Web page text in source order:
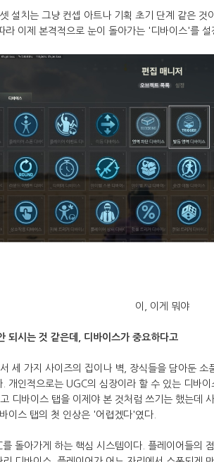
설치는 그냥 컨셉 아트나 기획 초기 단계 같은 것
라 이제 본격적으로 눈이 돌아가는 '디바이스'를 설
이, 이게 뭐야
되시는 것 같은데, 디바이스가 중요하다고
세 가지 사이즈의 집이나 벽, 장식들을 담아둔 소
개인적으로는 UGC의 심장이라 할 수 있는 디바
디바이스 탭을 이제야 본 것처럼 쓰기는 했는데
이스 탭의 첫 인상은 '어렵겠다'였다.
를 돌아가게 하는 핵심 시스템이다. 플레이어들의